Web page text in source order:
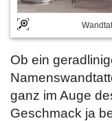
Ob ein
ganz im Auge
Geschmack ja